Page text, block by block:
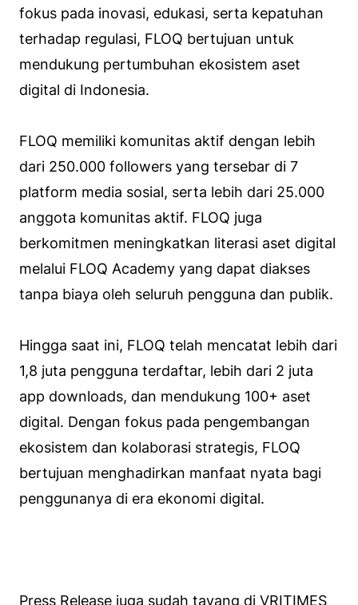
fokus pada inovasi, edukasi, serta kepatuhan
terhadap regulasi, FLOQ bertujuan untuk
mendukung pertumbuhan ekosistem aset
digital di Indonesia.
FLOQ memiliki komunitas aktif dengan lebih
dari 250.000 followers yang tersebar di 7
platform media sosial, serta lebih dari 25.000
anggota komunitas aktif. FLOQ juga
berkomitmen meningkatkan literasi aset digital
melalui FLOQ Academy yang dapat diakses
tanpa biaya oleh seluruh pengguna dan publik.
Hingga saat ini, FLOQ telah mencatat lebih dari
1,8 juta pengguna terdaftar, lebih dari 2 juta
app downloads, dan mendukung 100+ aset
digital. Dengan fokus pada pengembangan
ekosistem dan kolaborasi strategis, FLOQ
bertujuan menghadirkan manfaat nyata bagi
penggunanya di era ekonomi digital.
Press Release juga sudah tayang di VRITIMES